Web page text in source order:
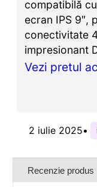
compatibilă
ecran IPS 9″,
conectivitate
impresionant
Vezi pretul
2 iulie 2025•
Recenzie produs